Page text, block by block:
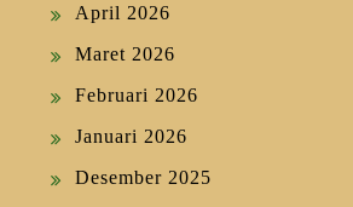
April 2026
Maret 2026
Februari 2026
Januari 2026
Desember 2025